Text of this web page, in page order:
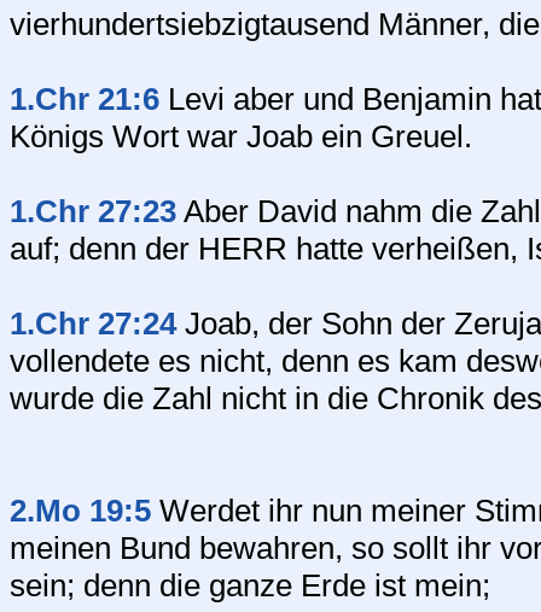
vierhundertsiebzigtausend Männer,
1.Chr 21:6 Levi aber und Benjamin
Königs Wort war Joab ein Greuel.
1.Chr 27:23 Aber David nahm die
auf; denn der HERR hatte verheißen,
1.Chr 27:24Joab, der Sohn der
vollendete es nicht, denn es kam
wurde die Zahl nicht in die Chronik
2.Mo 19:5 Werdet ihr nun meiner
meinen Bund bewahren, so sollt ihr
sein; denn die ganze Erde ist mein;